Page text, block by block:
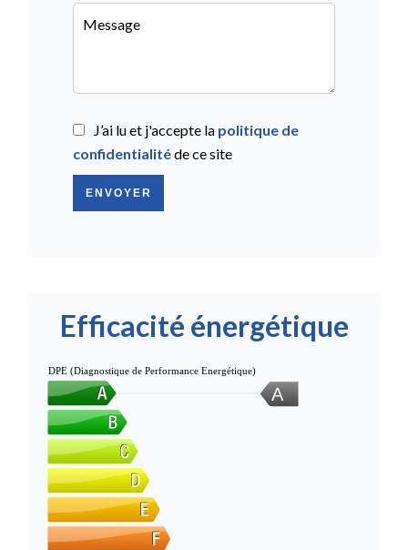
J’ai lu et j'accepte la politique de
confidentialitéde ce site
ENVOYER
Efficacité énergétique
A
DPE (Diagnostique de Performance Energétique)